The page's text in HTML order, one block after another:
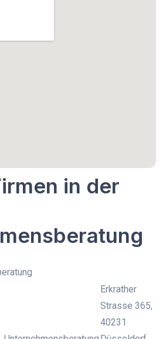
in der
Erkrather
Strasse 365,
40231